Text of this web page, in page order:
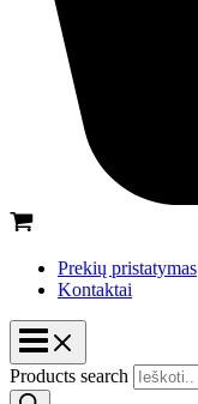
Prekių pristatymas
Kontaktai
Products search